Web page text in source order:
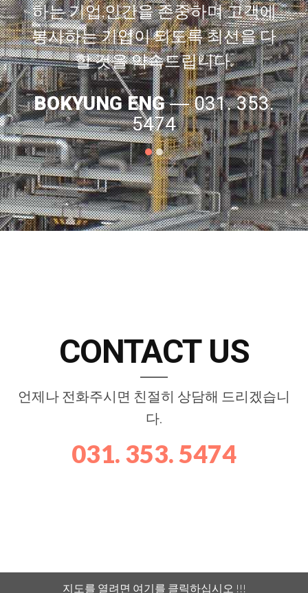
하는 기업,인간을 존중하며 고객에
봉사하는 기업이 되도록 최선을 다
할 것을 약속드립니다.
BOKYUNG ENG― 031. 353.
5474
CONTACT US
언제나 전화주시면 친절히 상담해 드리겠습니
다.
031. 353. 5474
지도를 열려면 여기를 클릭하십시오 !!!
Do you own this website? OK